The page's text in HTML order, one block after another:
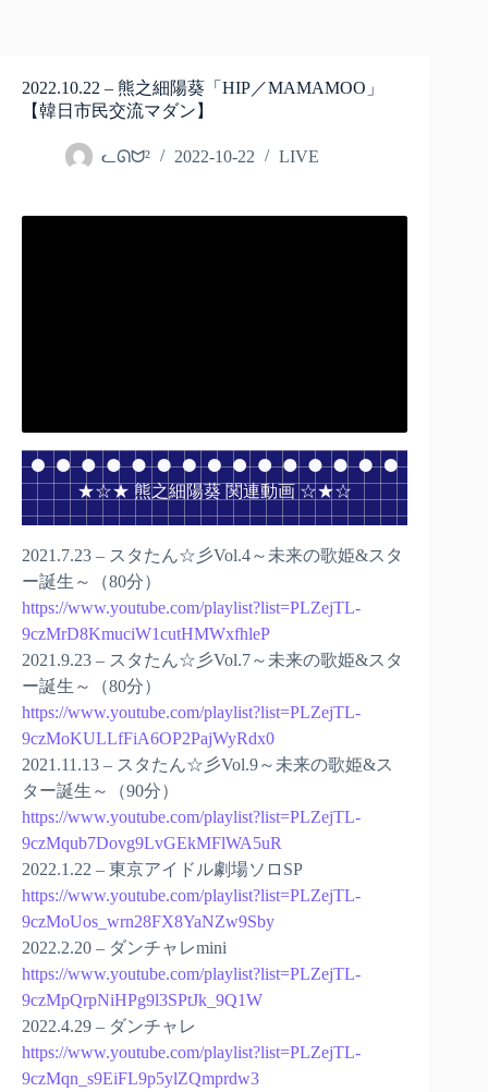
2022.10.22 – 熊之細陽葵「HIP／MAMAMOO」
【韓日市民交流マダン】
ᓚᘏᗢ² 2022-10-22 LIVE
★☆★ 熊之細陽葵 関連動画 ☆★☆
2021.7.23 – スタたん☆彡Vol.4～未来の歌姫&スタ
ー誕生～（80分）
https://www.youtube.com/playlist?list=PLZejTL-
9czMrD8KmuciW1cutHMWxfhleP
2021.9.23 – スタたん☆彡Vol.7～未来の歌姫&スタ
ー誕生～（80分）
https://www.youtube.com/playlist?list=PLZejTL-
9czMoKULLfFiA6OP2PajWyRdx0
2021.11.13 – スタたん☆彡Vol.9～未来の歌姫&ス
ター誕生～（90分）
https://www.youtube.com/playlist?list=PLZejTL-
9czMqub7Dovg9LvGEkMFlWA5uR
2022.1.22 – 東京アイドル劇場ソロSP
https://www.youtube.com/playlist?list=PLZejTL-
9czMoUos_wrn28FX8YaNZw9Sby
2022.2.20 – ダンチャレmini
https://www.youtube.com/playlist?list=PLZejTL-
9czMpQrpNiHPg9l3SPtJk_9Q1W
2022.4.29 – ダンチャレ
https://www.youtube.com/playlist?list=PLZejTL-
9czMqn_s9EiFL9p5ylZQmprdw3